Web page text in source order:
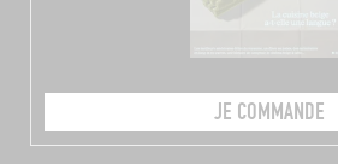
JE COMMANDE